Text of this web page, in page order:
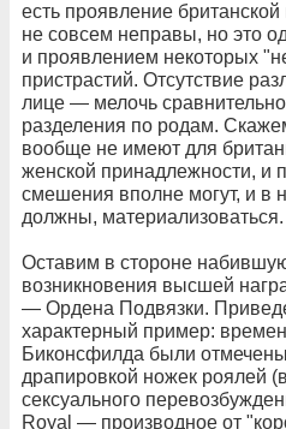
есть проявление
не совсем неправы, но это
и проявлением некоторых
пристрастий. Отсутствие
лице — мелочь сравнительно
разделения по родам.
вообще не имеют для
женской принадлежности, и
смешения вполне могут, и в
должны, материализоваться.
Оставим в стороне
возникновения высшей
— Ордена Подвязки.
характерный пример:
Биконсфилда были
драпировкой ножек роялей
сексуального
Royal — производное от